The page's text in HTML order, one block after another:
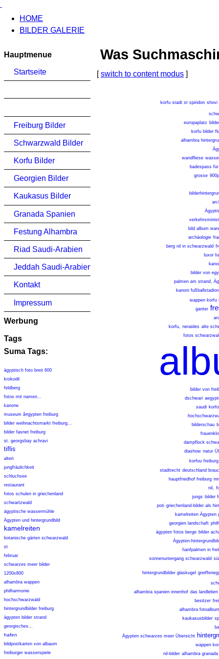
HOME
BILDER GALERIE
Hauptmenue
Startseite
Freiburg Bilder
Schwarzwald Bilder
Korfu Bilder
Georgien Bilder
Kaukasus Bilder
Granada Spanien
Festung Alhambra
Riad Saudi-Arabien
Jeddah Saudi-Arabien
Kontakt
Impressum
Werbung
Tags
Suma Tags:
ägyptisch foto breit 600
krokodil
feldberg
fotos mit namen...
kanone
museum ã¤gypten freiburg
bilder weihnachtsmarkt freiburg...
bilder fasnet freiburg
st. georgsbay achravi
tiflis
alten
jungfräulichkeit
schluchsee
restaurant
fotos schulen in griechenland
schwartzwald
ägyptische wassermühle
Ägypten und hintergrundbild
kamelreiten
botanische gärten schwarzwald
st
februar
schwarzes meer bilder
1200x800
alhambra wappen
philharmonie
hochschwarzwald
hintergrundbilder freiburg
ägypten bilder strand
georgisches...
hafen
bildpostkarten von albaum
freiburger wasserspiele
Was
[switch to content modus ]
korfu stadt st spiridon shovi
europaplatz
korfu bilder
alhambra
wandfliese
badespass
grosse
bild album
archäologie
berg nil in schwarzwald
luxor
bilder von
palmen am strand,
kanoni fußballstadion
wappen korfu
ganter
korfu, neraides alte
fotos
bilder von
dschwari
saudi
bilderschau
dampflock
diashow natur
korfou freiburg
stadtrecht deutschland
hauptfriedhof freiburg
nil,
jungs bilder
poti griechenland-bilder als
kamelreiten Ägypten
georgien landschaft
ägypten fotos berge bilder
Ägypten-
hanfpalmen in
sonnenuntergang schwarzwald
hintergrundbilder glaskugel
alhambra spanien innenhof das
besitzer
alhambra fotoalbum
kaukasusbilder
Ägypten schwarzes meer Übersicht
wappen
nil-bilder alhambra granada